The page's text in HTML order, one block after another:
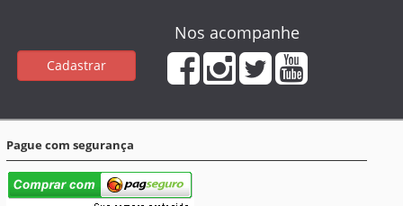
Cadastrar
Nos acompanhe
Pague com segurança